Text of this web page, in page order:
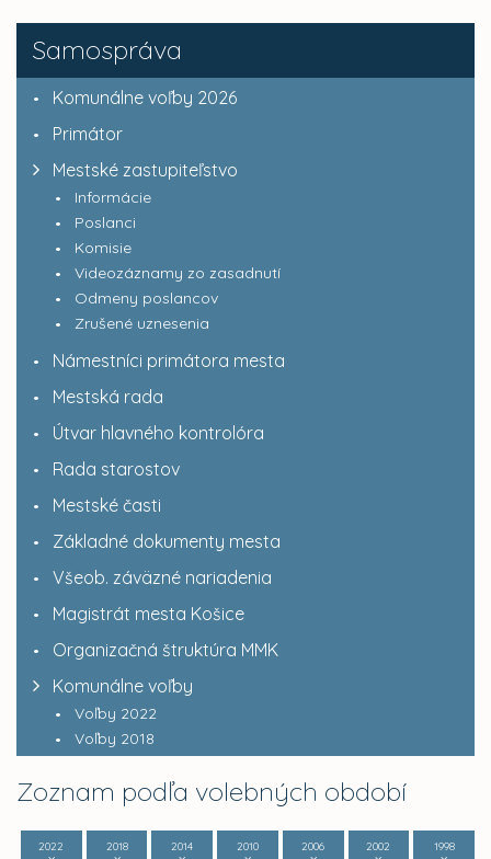
Samospráva
Komunálne voľby 2026
Primátor
Mestské zastupiteľstvo
Informácie
Poslanci
Komisie
Videozáznamy zo zasadnutí
Odmeny poslancov
Zrušené uznesenia
Námestníci primátora mesta
Mestská rada
Útvar hlavného kontrolóra
Rada starostov
Mestské časti
Základné dokumenty mesta
Všeob. záväzné nariadenia
Magistrát mesta Košice
Organizačná štruktúra MMK
Komunálne voľby
Voľby 2022
Voľby 2018
Zoznam podľa volebných období
2022
2018
2014
2010
2006
2002
1998